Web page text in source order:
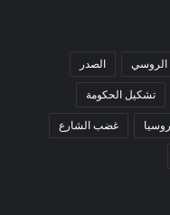
الصدر
تشكيل الحكومة
روسيا غضب الشارع